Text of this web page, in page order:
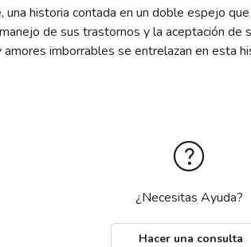
historia contada en un doble espejo
de sus trastornos y la aceptación de
amores imborrables se entrelazan en esta
¿Necesitas Ayuda?
Hacer una consulta